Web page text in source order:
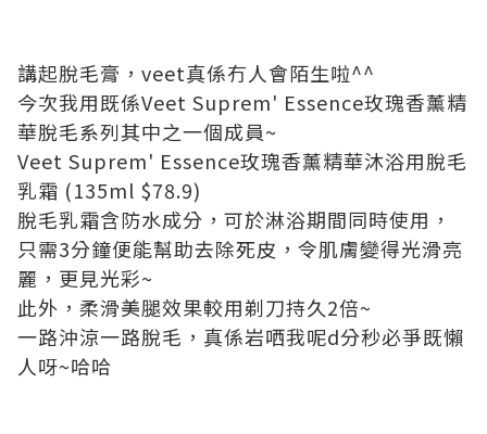
講起脫毛膏，veet真係冇人會陌生啦^^
今次我用既係Veet Suprem' Essence玫瑰香薰精
華脫毛系列其中之一個成員~
Veet Suprem' Essence玫瑰香薰精華沐浴用脫毛
乳霜 (135ml $78.9)
脫毛乳霜含防水成分，可於淋浴期間同時使用，
只需3分鐘便能幫助去除死皮，令肌膚變得光滑亮
麗，更見光彩~
此外，柔滑美腿效果較用剃刀持久2倍~
一路沖涼一路脫毛，真係岩哂我呢d分秒必爭既懶
人呀~哈哈